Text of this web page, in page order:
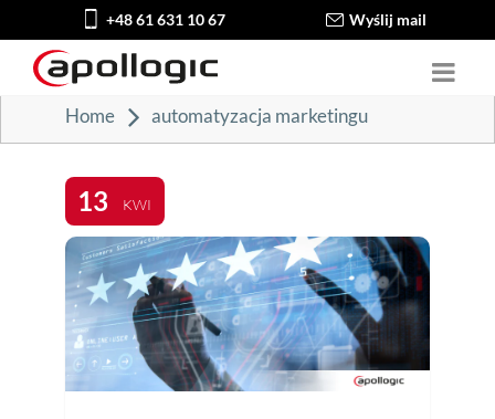
+48 61 631 10 67 Wyślij mail
Home automatyzacja marketingu
13 KWI